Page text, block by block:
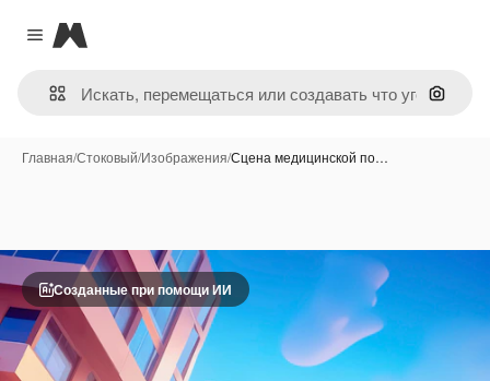
Close menu
Magnific
Поиск
Главная/Стоковый/Изображения/Сцена медицинской по…
Созданные при помощи ИИ